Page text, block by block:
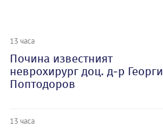
13 часа
Почина известният
неврохирург доц. д-р Георги
Поптодоров
13 часа